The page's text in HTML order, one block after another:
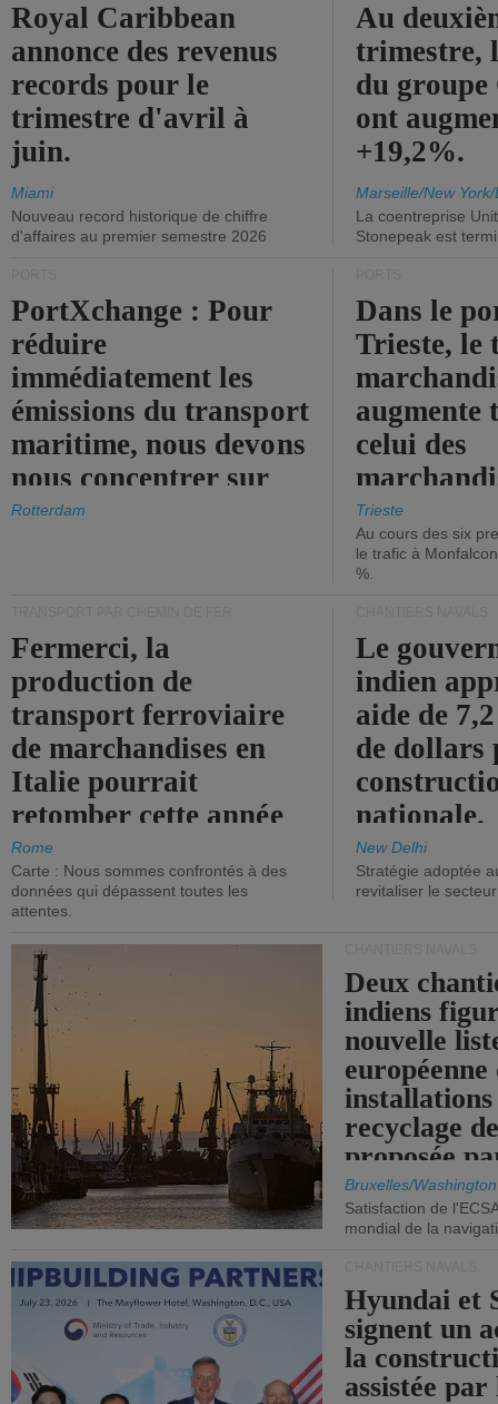
Royal Caribbean
annonce des revenus
records pour le
trimestre d'avril à
juin.
Miami
Nouveau record historique de chiffre
d'affaires au premier semestre 2026
Au
trimestre,
du
ont
+19,2%.
Marseille/New
La coentreprise
Stonepeak est
PortXchange : Pour
réduire
immédiatement les
émissions du transport
maritime, nous devons
nous concentrer sur
les ports.
Rotterdam
Dans le
Trieste, le
augmente
celui des
diminue.
Trieste
Au cours des six
le trafic à
%.
Fermerci, la
production de
transport ferroviaire
de marchandises en
Italie pourrait
retomber cette année
aux niveaux de 2015.
Rome
Carte : Nous sommes confrontés à des
données qui dépassent toutes les
attentes.
Le
indien
aide de
de dollars
nationale.
New Delhi
Stratégie adoptée
revitaliser le secteur
Deux
indiens
nouvelle
européenne
installations
recyclage
proposée
Bruxelles/Washington
Satisfaction de
mondial de la
Hyundai et
signent un
la
assistée